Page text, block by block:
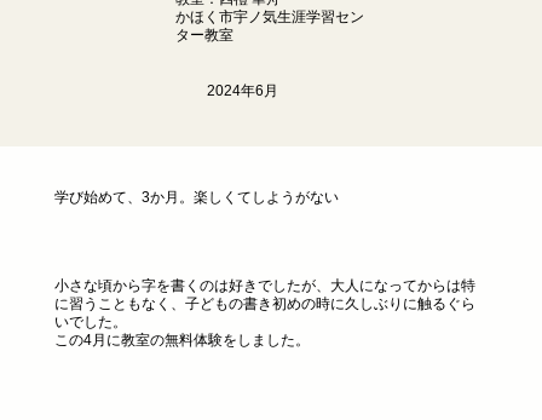
かほく市宇ノ気生涯学習セン
ター教室
2024年6月
学び始めて、3か月。楽しくてしようがない
小さな頃から字を書くのは好きでしたが、大人になってからは特
に習うこともなく、子どもの書き初めの時に久しぶりに触るぐら
いでした。
この4月に教室の無料体験をしました。